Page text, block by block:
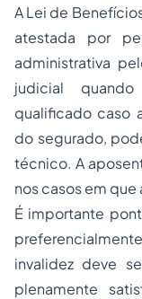
A Lei de
atestada por
administrativa
judicial
qualificado caso
do segurado,
técnico. A
nos casos em
É importante
invalidez deve
plenamente